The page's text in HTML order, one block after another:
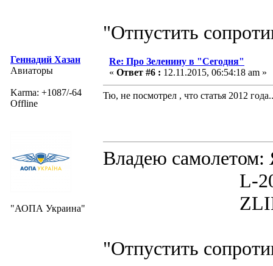
"Отпустить
Геннадий Хазан
Авиаторы
Karma: +1087/-64
Offline
"АОПА Украина"
Re: Про Зеленину в "Сегодня"
« Ответ #6 : 12.11.2015, 06:54:18 am »
Тю, не посмотрел , что статья 2012
Владею
L-200D
ZLIN 526
"Отпустить